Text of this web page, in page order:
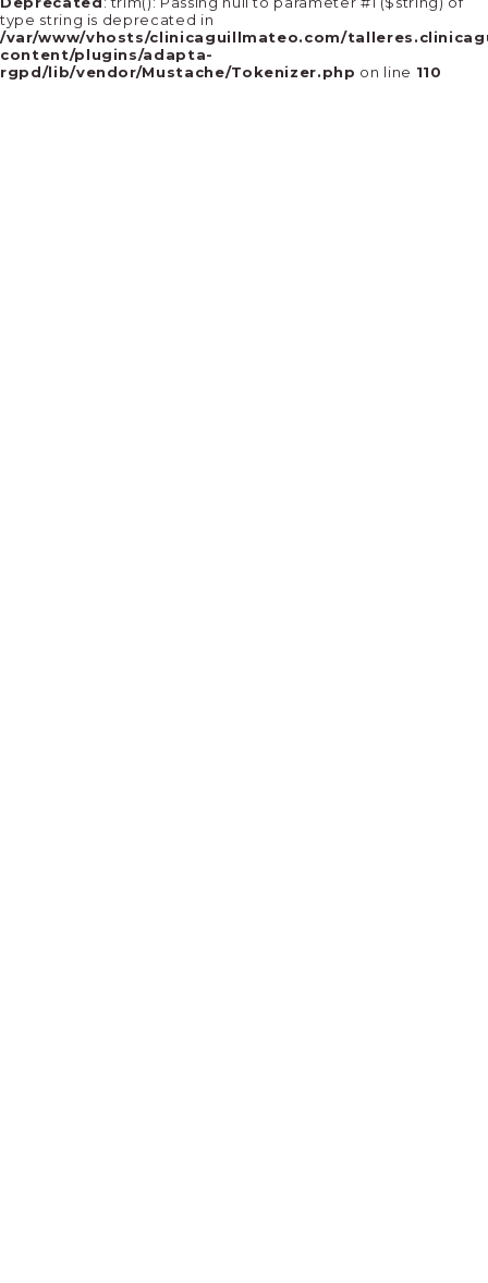
type string is deprecated in
/var/www/vhosts/clinicaguillmateo.com/
content/plugins/adapta-
rgpd/lib/vendor/Mustache/Tokenizer.php on line 110